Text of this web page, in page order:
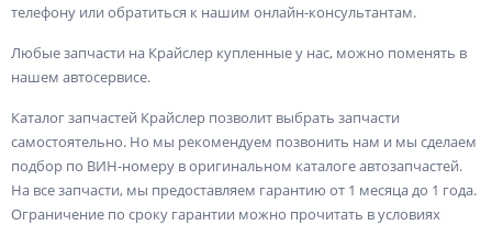
телефону или обратиться к нашим онлайн-консультантам.
Любые запчасти на Крайслер купленные у нас, можно поменять в
нашем автосервисе.
Каталог запчастей Крайслер позволит выбрать запчасти
самостоятельно. Но мы рекомендуем позвонить нам и мы сделаем
подбор по ВИН-номеру в оригинальном каталоге автозапчастей.
На все запчасти, мы предоставляем гарантию от 1 месяца до 1 года.
Ограничение по сроку гарантии можно прочитать в условиях